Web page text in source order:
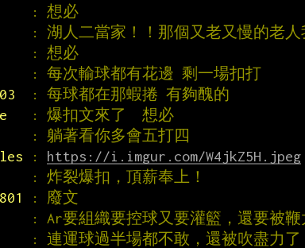
: 想必
: 湖人二當家！！那個又老又慢的老人
: 想必
: 每次輸球都有花邊 剩一場扣打
: 每球都在那蝦捲 有夠醜的
: 爆扣文來了  想必
: 躺著看你多會五打四
: https://i.imgur.com/W4jkZ5H.jpeg
: 炸裂爆扣，頂薪奉上！
: 廢文
: Ar要組織要控球又要灌籃，還要被鞭
: 連運球過半場都不敢，還被吹盡力了